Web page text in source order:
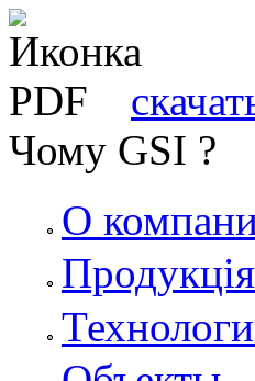
Чому GSI ?
О
Продукція